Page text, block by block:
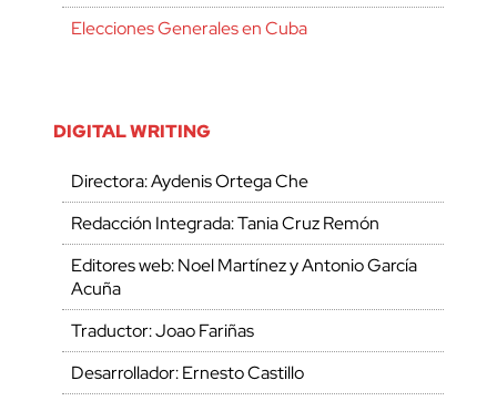
Elecciones Generales en Cuba
DIGITAL WRITING
Directora: Aydenis Ortega Che
Redacción Integrada: Tania Cruz Remón
Editores web: Noel Martínez y Antonio García
Acuña
Traductor: Joao Fariñas
Desarrollador: Ernesto Castillo